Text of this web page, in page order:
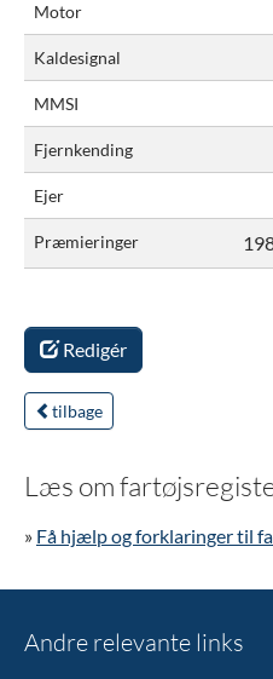
Motor
Kaldesignal
MMSI
Fjernkending
Ejer
Præmieringer
Redigér
tilbage
Læs om
» Få hjælp og forklaringer til
Andre relevante links